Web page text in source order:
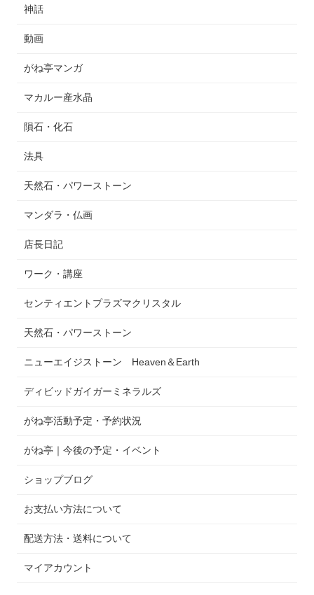
神話
動画
がね亭マンガ
マカルー産水晶
隕石・化石
法具
天然石・パワーストーン
マンダラ・仏画
店長日記
ワーク・講座
センティエントプラズマクリスタル
天然石・パワーストーン
ニューエイジストーン Heaven＆Earth
ディビッドガイガーミネラルズ
がね亭活動予定・予約状況
がね亭｜今後の予定・イベント
ショップブログ
お支払い方法について
配送方法・送料について
マイアカウント